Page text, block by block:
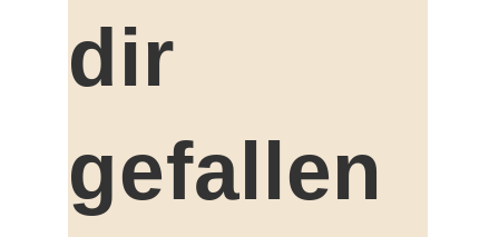
dir
gefallen